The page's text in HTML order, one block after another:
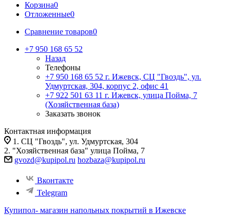
Корзина0
Отложенные0
Сравнение товаров0
+7 950 168 65 52
Назад
Телефоны
+7 950 168 65 52 г. Ижевск, СЦ "Гвоздь", ул.
Удмуртская, 304, корпус 2, офис 41
+7 922 501 63 11 г. Ижевск, улица Пойма, 7
(Хозяйственная база)
Заказать звонок
Контактная информация
1. СЦ "Гвоздь", ул. Удмуртская, 304
2. "Хозяйственная база" улица Пойма, 7
gvozd@kupipol.ru hozbaza@kupipol.ru
Вконтакте
Telegram
Купипол- магазин напольных покрытий в Ижевске